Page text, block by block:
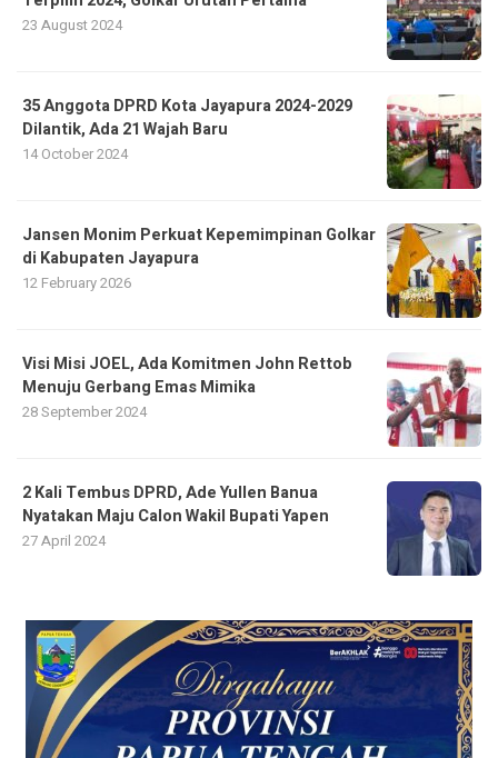
23 August 2024
35 Anggota DPRD Kota Jayapura 2024-2029
Dilantik, Ada 21 Wajah Baru
14 October 2024
Jansen Monim Perkuat Kepemimpinan Golkar
di Kabupaten Jayapura
12 February 2026
Visi Misi JOEL, Ada Komitmen John Rettob
Menuju Gerbang Emas Mimika
28 September 2024
2 Kali Tembus DPRD, Ade Yullen Banua
Nyatakan Maju Calon Wakil Bupati Yapen
27 April 2024